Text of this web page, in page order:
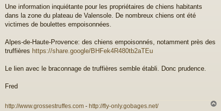
a
g
Une information inquiétante pour les propriétaires de chiens habitants
dans la zone du plateau de Valensole. De nombreux chiens ont été
victimes de boulettes empoisonnées.
Alpes-de-Haute-Provence: des chiens empoisonnés, notamment près des
truffières https://share.google/BHFek4R480tb2aTEu
Le lien avec le braconnage de truffières semble établi. Donc prudence.
Fred
http://www.grossestruffes.com - http://fly-only.gobages.net/